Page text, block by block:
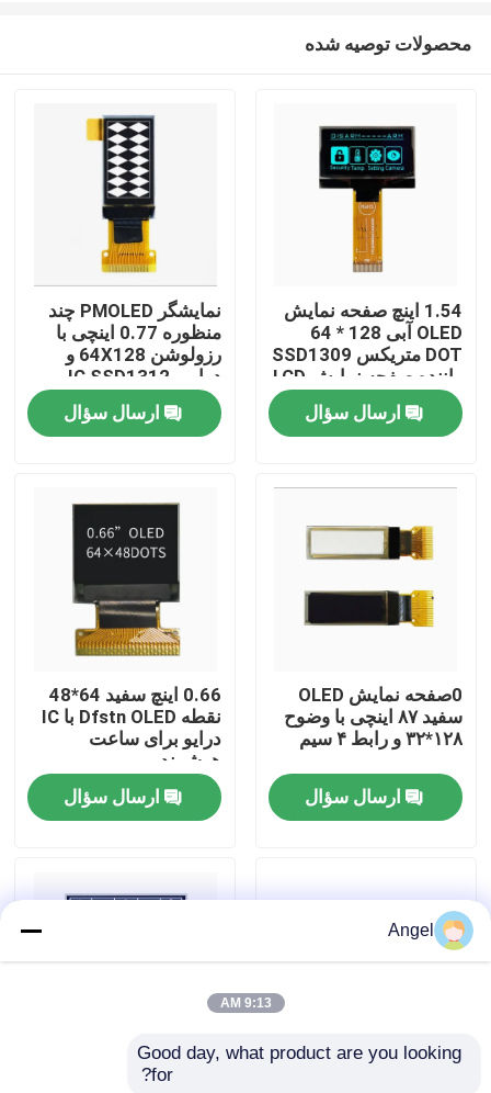
محصولات
فیلم های
درباره ما
تور کارخانه
با ما تماس بگیرید
محصولات توصیه شده
1.54 اینچ صفحه نمایش
OLED آبی 128 * 64
DOT متریکس SSD1309
راننده صفحه نمایش LCD
تک رنگ
ارسال سؤال
نمایشگر PMOLED چند
منظوره 0.77 اینچی با
رزولوشن 64X128 و
درایور IC SSD1312
ارسال سؤال
0صفحه نمایش OLED
سفید ۸۷ اینچی با وضوح
۱۲۸*۳۲ و رابط ۴ سیم
ارسال سؤال
0.66 اینچ سفید 64*48
نقطه Dfstn OLED با IC
درایو برای ساعت
هوشمند
ارسال سؤال
Angel
9:13 AM
Good day, what product are you looking
for?